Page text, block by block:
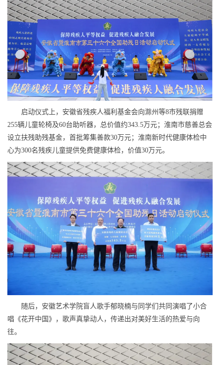
启动仪式上，安徽省残疾人福利基金会向滁州等8市残联捐赠
255辆儿童轮椅及60台助听器，总价值约343.5万元；淮南市慈善总会
设立扶残助残基金，首批筹集善款30万元；淮南新时代健康体检中
心为300名残疾儿童提供免费健康体检，价值30万元。
随后，安徽艺术学院盲人歌手郁晓楠与同学们共同演唱了小合
唱《花开中国》，歌声真挚动人，传递出对美好生活的热爱与向
往。